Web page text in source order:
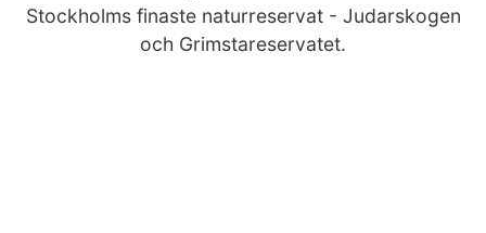
Stockholms finaste naturreservat - Judarskogen
och Grimstareservatet.